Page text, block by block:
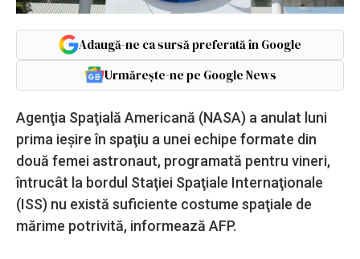
Adaugă-ne ca sursă preferată în Google
Urmărește-ne pe Google News
Agenţia Spaţială Americană (NASA) a anulat luni
prima ieşire în spaţiu a unei echipe formate din
două femei astronaut, programată pentru vineri,
întrucât la bordul Staţiei Spaţiale Internaţionale
(ISS) nu există suficiente costume spaţiale de
mărime potrivită, informează AFP.